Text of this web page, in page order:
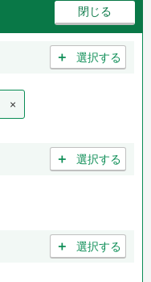
＋ 選択する
×
＋ 選択する
＋ 選択する